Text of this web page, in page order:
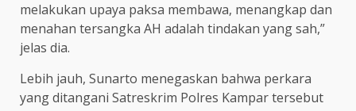
melakukan upaya paksa membawa, menangkap dan
menahan tersangka AH adalah tindakan yang sah,”
jelas dia.
Lebih jauh, Sunarto menegaskan bahwa perkara
yang ditangani Satreskrim Polres Kampar tersebut